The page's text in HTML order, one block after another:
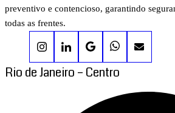
preventivo e contencioso, garantindo
todas as frentes.
Rio de Janeiro – Centro